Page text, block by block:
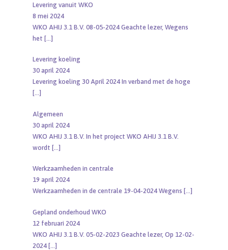
Levering vanuit WKO
8 mei 2024
WKO AHIJ 3.1 B.V. 08-05-2024 Geachte lezer, Wegens
het […]
Levering koeling
30 april 2024
Levering koeling 30 April 2024 In verband met de hoge
[…]
Algemeen
30 april 2024
WKO AHIJ 3.1 B.V. In het project WKO AHIJ 3.1 B.V.
wordt […]
Werkzaamheden in centrale
19 april 2024
Werkzaamheden in de centrale 19-04-2024 Wegens […]
Gepland onderhoud WKO
12 februari 2024
WKO AHIJ 3.1 B.V. 05-02-2023 Geachte lezer, Op 12-02-
2024[…]